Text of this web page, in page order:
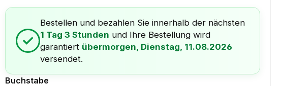
✓
Bestellen und bezahlen Sie innerhalb der nächsten
1 Tag 3 Stunden und Ihre Bestellung wird
garantiert übermorgen, Dienstag, 11.08.2026
versendet.
Buchstabeauswählen